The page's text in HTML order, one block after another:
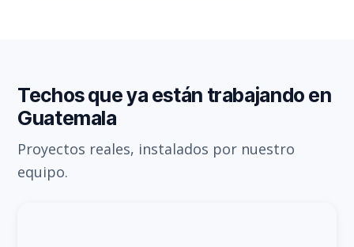
Techos que ya están trabajando en
Guatemala
Proyectos reales, instalados por nuestro
equipo.